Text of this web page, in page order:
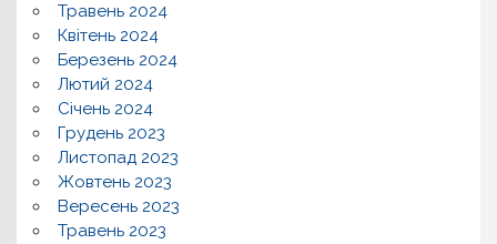
Травень 2024
Квітень 2024
Березень 2024
Лютий 2024
Січень 2024
Грудень 2023
Листопад 2023
Жовтень 2023
Вересень 2023
Травень 2023